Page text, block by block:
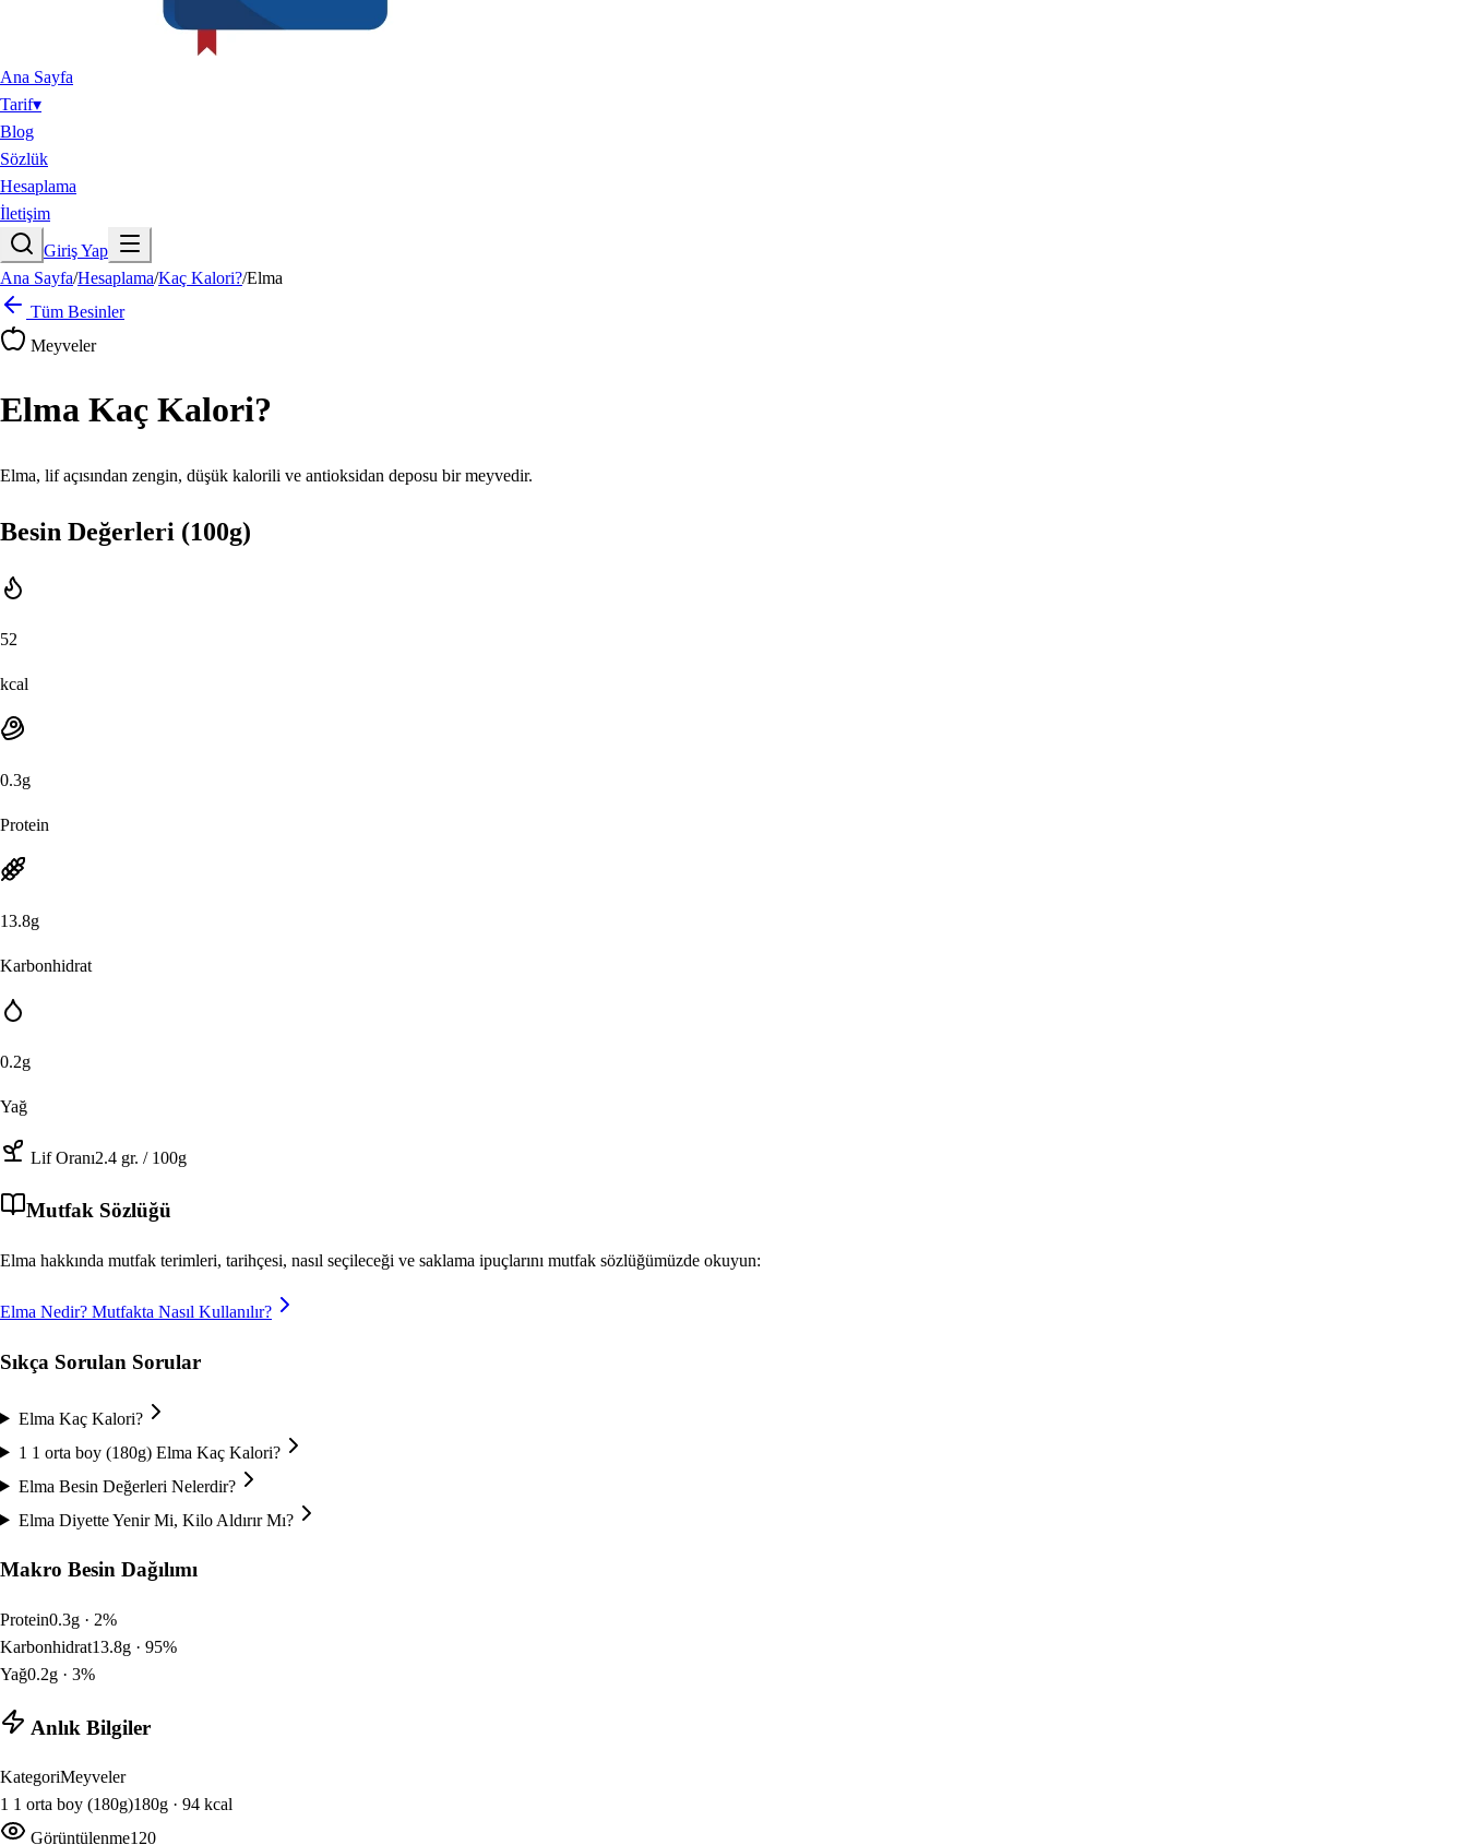
Ana Sayfa
Tarif▾
Blog
Sözlük
Hesaplama
İletişim
Giriş Yap
Ana Sayfa/Hesaplama/Kaç Kalori?/Elma
Tüm Besinler
Meyveler
Elma Kaç Kalori?
Elma, lif açısından zengin, düşük kalorili ve antioksidan deposu bir meyvedir.
Besin Değerleri (100g)
52
kcal
0.3g
Protein
13.8g
Karbonhidrat
0.2g
Yağ
Lif Oranı2.4 gr. / 100g
Mutfak Sözlüğü
Elma hakkında mutfak terimleri, tarihçesi, nasıl seçileceği ve saklama ipuçlarını mutfak sözlüğümüzde okuyun:
Elma Nedir? Mutfakta Nasıl Kullanılır?
Sıkça Sorulan Sorular
Elma Kaç Kalori?
1 1 orta boy (180g) Elma Kaç Kalori?
Elma Besin Değerleri Nelerdir?
Elma Diyette Yenir Mi, Kilo Aldırır Mı?
Makro Besin Dağılımı
Protein0.3g · 2%
Karbonhidrat13.8g · 95%
Yağ0.2g · 3%
Anlık Bilgiler
KategoriMeyveler
1 1 orta boy (180g)180g · 94 kcal
Görüntülenme120